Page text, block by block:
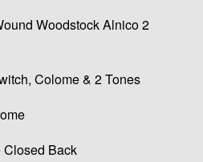
Woodstock Alnico 2
Colome & 2 Tones
Closed Back